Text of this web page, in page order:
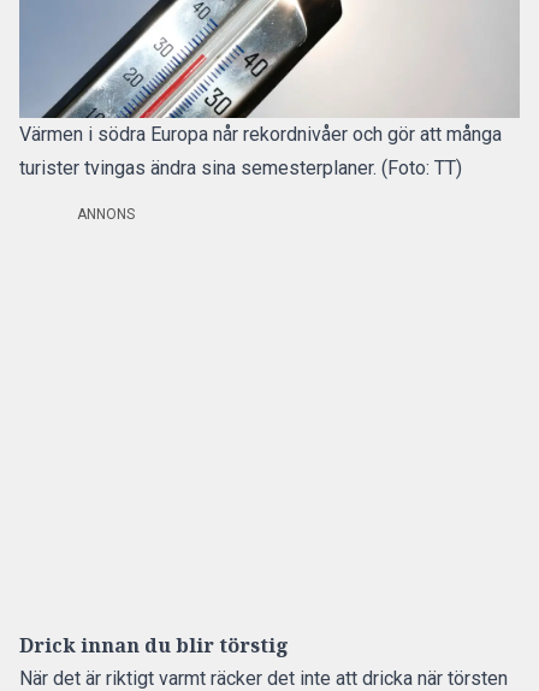
Värmen i södra Europa når rekordnivåer och gör att många
turister tvingas ändra sina semesterplaner. (Foto: TT)
ANNONS
Drick innan du blir törstig
När det är riktigt varmt räcker det inte att dricka när törsten